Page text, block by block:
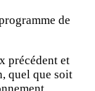
de
précédent et
quel que soit